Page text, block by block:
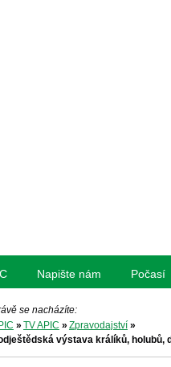
Napište nám Počasí
se nacházíte:
» TV APIC » Zpravodajství»
výstava králíků, holubů,